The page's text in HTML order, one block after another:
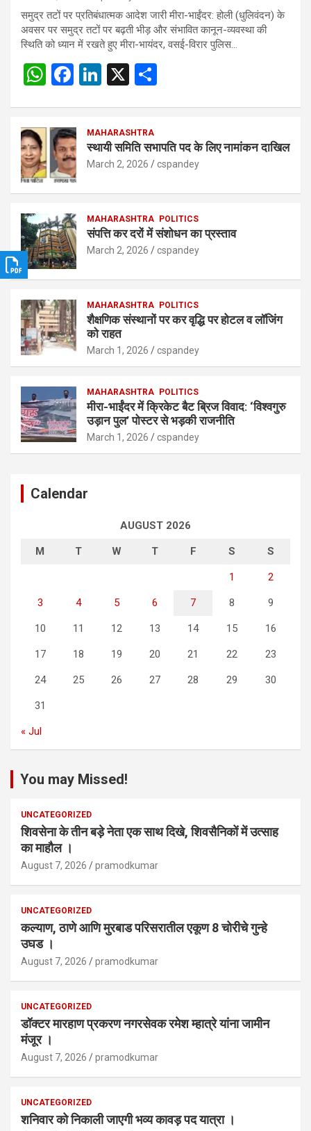
समुद्र तटों पर प्रतिबंधात्मक आदेश जारी मीरा-भाईंदर: होली (धुलिवंदन) के
अवसर पर समुद्र तटों पर बढ़ती भीड़ और संभावित कानून-व्यवस्था की
स्थिति को ध्यान में रखते हुए मीरा-भायंदर, वसई-विरार पुलिस…
W
s
A
p
p
F
b
o
o
k
Li
dI
n
X
e
MAHARASHTRA
स्थायी समिति सभापति पद के लिए नामांकन दाखिल
March 2, 2026 cspandey
MAHARASHTRA POLITICS
संपत्ति कर दरों में संशोधन का प्रस्ताव
March 2, 2026 cspandey
MAHARASHTRA POLITICS
शैक्षणिक संस्थानों पर कर वृद्धि पर होटल व लॉजिंग
को राहत
March 1, 2026 cspandey
MAHARASHTRA POLITICS
मीरा-भाईंदर में क्रिकेट बैट ब्रिज विवाद: ‘विश्वगुरु
उड़ान पुल’ पोस्टर से भड़की राजनीति
March 1, 2026 cspandey
Calendar
AUGUST 2026
M T W T F S S
1 2
3 4 5 6 7 8 9
10 11 12 13 14 15 16
17 18 19 20 21 22 23
24 25 26 27 28 29 30
31
« Jul
You may Missed!
UNCATEGORIZED
शिवसेना के तीन बड़े नेता एक साथ दिखे, शिवसैनिकों में उत्साह
का माहौल ।
August 7, 2026 pramodkumar
UNCATEGORIZED
कल्याण, ठाणे आणि मुरबाड परिसरातील एकूण 8 चोरीचे गुन्हे
उघड ।
August 7, 2026 pramodkumar
UNCATEGORIZED
डॉक्टर मारहाण प्रकरण नगरसेवक रमेश म्हात्रे यांना जामीन
मंजूर ।
August 7, 2026 pramodkumar
UNCATEGORIZED
शनिवार को निकाली जाएगी भव्य कावड़ पद यात्रा ।